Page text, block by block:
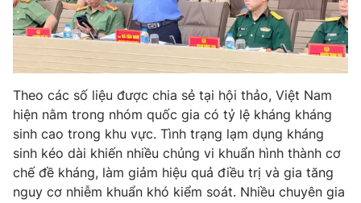
Thị trường
Tư vấn
Lịch phát sóng
Chuyên mục khác
Emagazine Podcast
Photo Infographic
Video Shorts video
Theo các số liệu được chia sẻ tại hội thảo, Việt Nam
hiện nằm trong nhóm quốc gia có tỷ lệ kháng kháng
sinh cao trong khu vực. Tình trạng lạm dụng kháng
sinh kéo dài khiến nhiều chủng vi khuẩn hình thành cơ
chế đề kháng, làm giảm hiệu quả điều trị và gia tăng
nguy cơ nhiễm khuẩn khó kiểm soát. Nhiều chuyên gia